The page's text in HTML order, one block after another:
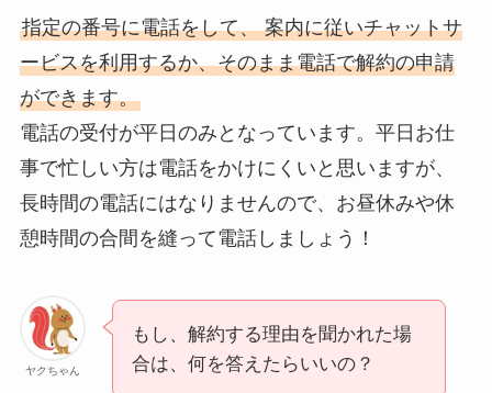
指定の番号に電話をして、 案内に従いチャットサ
ービスを利用するか、そのまま電話で解約の申請
ができます。
電話の受付が平日のみとなっています。平日お仕
事で忙しい方は電話をかけにくいと思いますが、
長時間の電話にはなりませんので、お昼休みや休
憩時間の合間を縫って電話しましょう！
ヤクちゃん
もし、解約する理由を聞かれた場
合は、何を答えたらいいの？